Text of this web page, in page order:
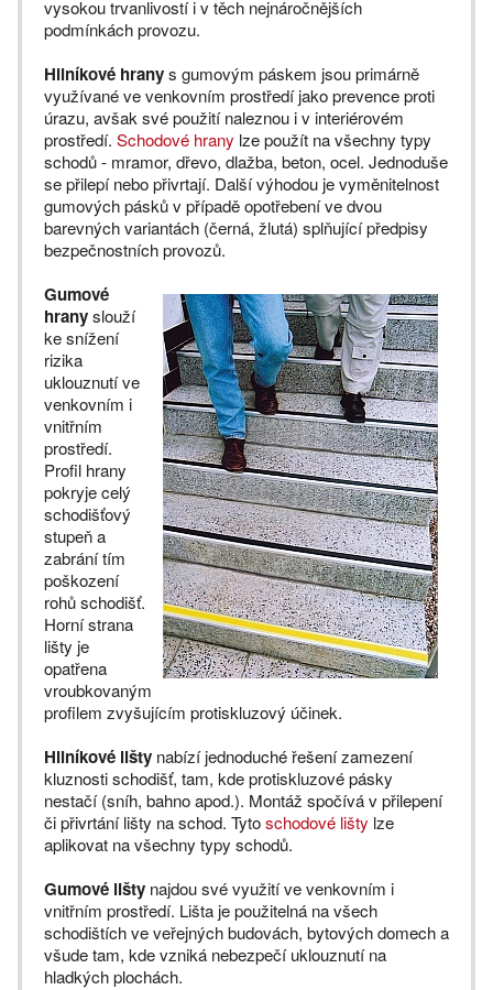
vysokou trvanlivostí i v těch nejnáročnějších
podmínkách provozu.
Hliníkové hranys gumovým páskem jsou primárně
využívané ve venkovním prostředí jako prevence proti
úrazu, avšak své použití naleznou i v interiérovém
prostředí. Schodové hrany lze použít na všechny typy
schodů - mramor, dřevo, dlažba, beton, ocel. Jednoduše
se přilepí nebo přivrtají. Další výhodou je vyměnitelnost
gumových pásků v případě opotřebení ve dvou
barevných variantách (černá, žlutá) splňující předpisy
bezpečnostních provozů.
Gumové
hranyslouží
ke snížení
rizika
uklouznutí ve
venkovním i
vnitřním
prostředí.
Profil hrany
pokryje celý
schodišťový
stupeň a
zabrání tím
poškození
rohů schodišť.
Horní strana
lišty je
opatřena
vroubkovaným
profilem zvyšujícím protiskluzový účinek.
Hliníkové lišty nabízí jednoduché řešení zamezení
kluznosti schodišť, tam, kde protiskluzové pásky
nestačí (sníh, bahno apod.). Montáž spočívá v přilepení
či přivrtání lišty na schod. Tytoschodové lišty lze
aplikovat na všechny typy schodů.
Gumové lišty najdou své využití ve venkovním i
vnitřním prostředí. Lišta je použitelná na všech
schodištích ve veřejných budovách, bytových domech a
všude tam, kde vzniká nebezpečí uklouznutí na
hladkých plochách.